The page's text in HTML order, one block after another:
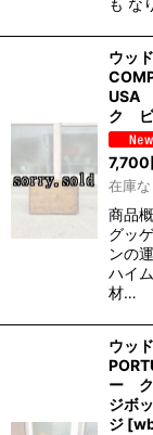
ウッ
USA
ク ビ
7,700
在庫な
商品
グッ
ンの
ハイ
材…
ウッ
ー
ジボ
ジ [